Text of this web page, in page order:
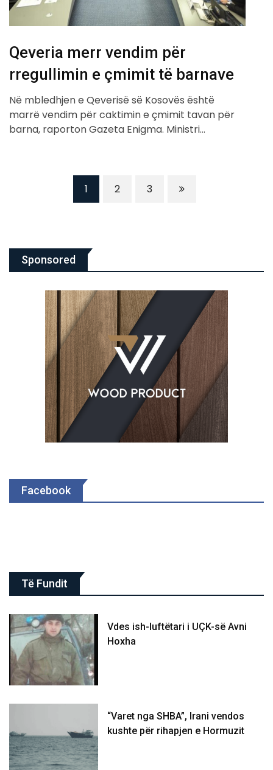
Qeveria merr vendim për
rregullimin e çmimit të barnave
Në mbledhjen e Qeverisë së Kosovës është
marrë vendim për caktimin e çmimit tavan për
barna, raporton Gazeta Enigma. Ministri…
1 2 3
Sponsored
Facebook
Të Fundit
Vdes ish-luftëtari i UÇK-së Avni
Hoxha
“Varet nga SHBA”, Irani vendos
kushte për rihapjen e Hormuzit